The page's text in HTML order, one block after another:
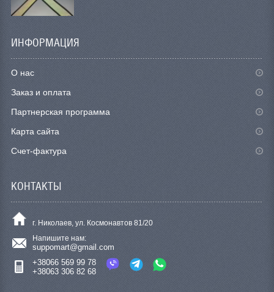
ИНФОРМАЦИЯ
О нас
Заказ и оплата
Партнерская программа
Карта сайта
Счет-фактура
КОНТАКТЫ
г. Николаев, ул. Космонавтов 81/20
Напишите нам:
suppomart@gmail.com
+38066 569 99 78
+38063 306 82 68